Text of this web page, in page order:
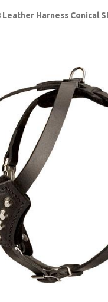
Leather Harness Conical